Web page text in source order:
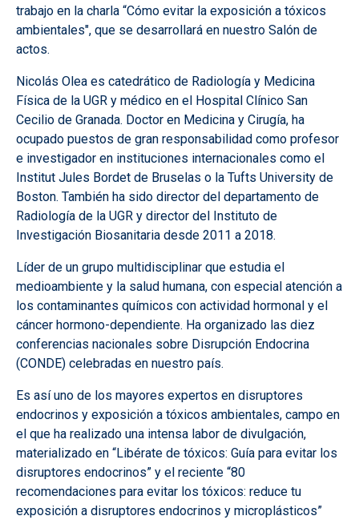
trabajo en la charla “Cómo evitar la exposición a tóxicos
ambientales", que se desarrollará en nuestro Salón de
actos.
Nicolás Olea es catedrático de Radiología y Medicina
Física de la UGR y médico en el Hospital Clínico San
Cecilio de Granada. Doctor en Medicina y Cirugía, ha
ocupado puestos de gran responsabilidad como profesor
e investigador en instituciones internacionales como el
Institut Jules Bordet de Bruselas o la Tufts University de
Boston. También ha sido director del departamento de
Radiología de la UGR y director del Instituto de
Investigación Biosanitaria desde 2011 a 2018.
Líder de un grupo multidisciplinar que estudia el
medioambiente y la salud humana, con especial atención a
los contaminantes químicos con actividad hormonal y el
cáncer hormono-dependiente. Ha organizado las diez
conferencias nacionales sobre Disrupción Endocrina
(CONDE) celebradas en nuestro país.
Es así uno de los mayores expertos en disruptores
endocrinos y exposición a tóxicos ambientales, campo en
el que ha realizado una intensa labor de divulgación,
materializado en “Libérate de tóxicos: Guía para evitar los
disruptores endocrinos” y el reciente “80
recomendaciones para evitar los tóxicos: reduce tu
exposición a disruptores endocrinos y microplásticos”